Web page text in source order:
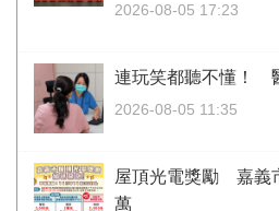
2026-08-05 17:23
連玩笑都聽不懂！
2026-08-05 11:35
屋頂光電獎勵 嘉義
萬